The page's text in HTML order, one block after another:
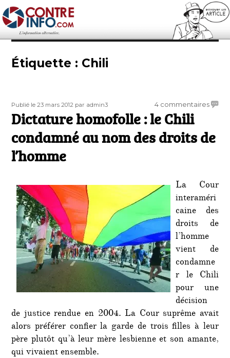
Contre-Info
Étiquette : Chili
Publié
le
Publié le 23 mars 2012 Auteur
par admin3 4 commentairessur
:
nom
des
droits
de
Dictature homofolle : le Chili
condamné au nom des droits de
l’homme
La Cour
interaméri
caine des
droits de
l’homme
vient de
condamne
r le Chili
pour une
décision
de justice rendue en 2004. La Cour suprême avait
alors préférer confier la garde de trois filles à leur
père plutôt qu’à leur mère lesbienne et son amante,
qui vivaient ensemble.